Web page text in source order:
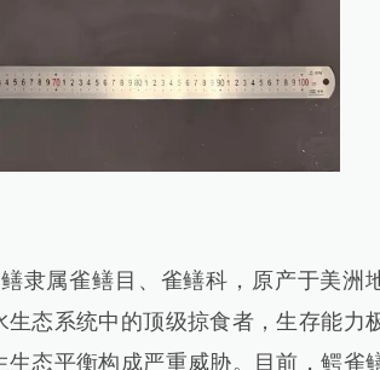
属雀鳝目、雀鳝科，原产于美洲
态系统中的顶级掠食者，生存能力
态平衡构成严重威胁。目前，鳄雀